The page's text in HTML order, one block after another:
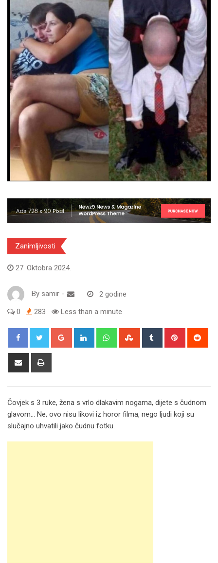
Zanimljivosti
27. Oktobra 2024.
By samir - 2 godine
0 283 Less than a minute
Google+ LinkedIn WhatsappStumbleUpon
Tumblr Pinterest
Share
Čovjek s 3 ruke, žena s vrlo dlakavim nogama, dijete s čudnom
glavom… Ne, ovo nisu likovi iz horor filma, nego ljudi koji su
slučajno uhvatili jako čudnu fotku.